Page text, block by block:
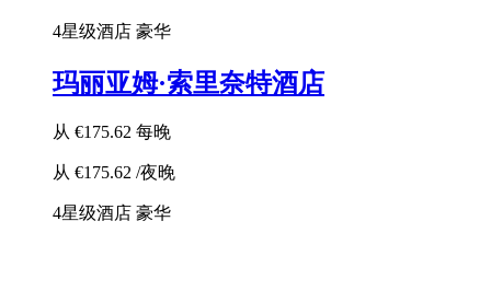
4星级酒店 豪华
玛丽亚姆·索里奈特酒店
从 €175.62 每晚
从 €175.62 /夜晚
4星级酒店 豪华